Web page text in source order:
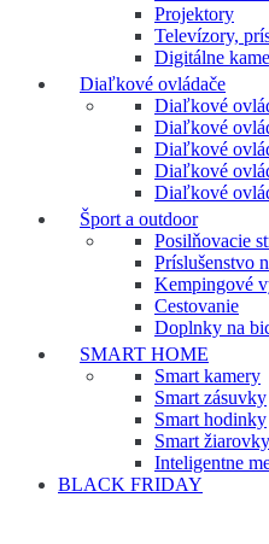
Projektory
Televízory,
Digitálne
Diaľkové ovládače
Diaľkové
Diaľkové
Diaľkové
Diaľkové
Diaľkové
Šport a outdoor
Posilňovacie
Príslušenstvo
Kempingové
Cestovanie
Doplnky na
SMART HOME
Smart kamery
Smart zásuvky
Smart hodinky
Smart žiarovky
Inteligentne
BLACK FRIDAY